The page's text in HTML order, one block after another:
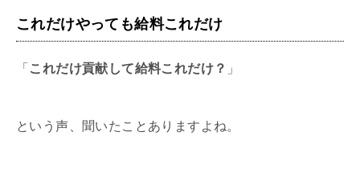
これだけやっても給料これだけ
「 これだけ貢献して給料これだけ？ 」
という声、聞いたことありますよね。